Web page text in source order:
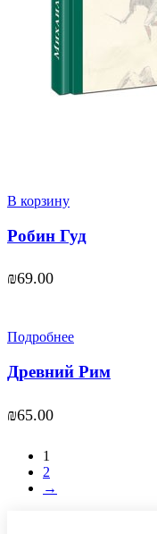
В корзину
Робин Гуд
₪69.00
Подробнее
Древний Рим
₪65.00
1
2
→